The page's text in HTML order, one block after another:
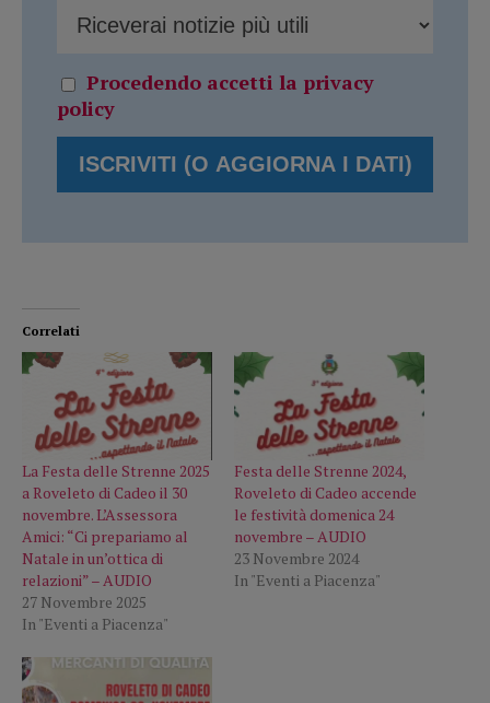
Procedendo accetti la privacy
policy
Correlati
La Festa delle Strenne 2025
a Roveleto di Cadeo il 30
novembre. L’Assessora
Amici: “Ci prepariamo al
Natale in un’ottica di
relazioni” – AUDIO
27 Novembre 2025
In "Eventi a Piacenza"
Festa delle Strenne 2024,
Roveleto di Cadeo accende
le festività domenica 24
novembre – AUDIO
23 Novembre 2024
In "Eventi a Piacenza"